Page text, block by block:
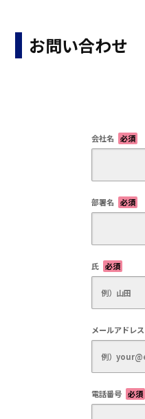
お問い合わせ
会社名 必須
部署名 必須
氏 必須
メールアドレス
電話番号 必須